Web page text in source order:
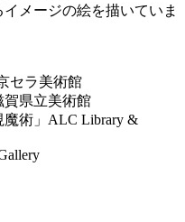
メージの絵を描いていま
セラ美術館
賀県立美術館
魔術」ALC Library &